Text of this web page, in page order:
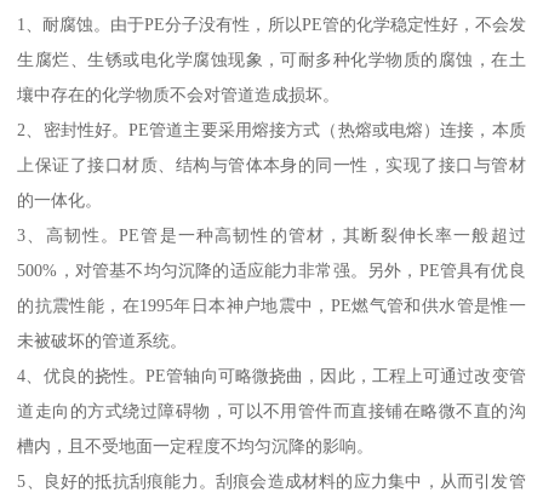
1、耐腐蚀。由于PE分子没有性，所以PE管的化学稳定性好，不会发
生腐烂、生锈或电化学腐蚀现象，可耐多种化学物质的腐蚀，在土
壤中存在的化学物质不会对管道造成损坏。
2、密封性好。PE管道主要采用熔接方式（热熔或电熔）连接，本质
上保证了接口材质、结构与管体本身的同一性，实现了接口与管材
的一体化。
3、高韧性。PE管是一种高韧性的管材，其断裂伸长率一般超过
500%，对管基不均匀沉降的适应能力非常强。另外，PE管具有优良
的抗震性能，在1995年日本神户地震中，PE燃气管和供水管是惟一
未被破坏的管道系统。
4、优良的挠性。PE管轴向可略微挠曲，因此，工程上可通过改变管
道走向的方式绕过障碍物，可以不用管件而直接铺在略微不直的沟
槽内，且不受地面一定程度不均匀沉降的影响。
5、良好的抵抗刮痕能力。刮痕会造成材料的应力集中，从而引发管